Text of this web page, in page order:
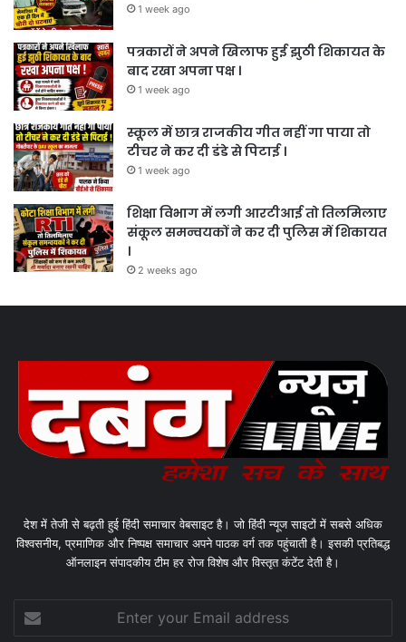
1 week ago
पत्रकारों ने अपने खिलाफ हुई झुठी शिकायत के
बाद रखा अपना पक्ष ।
1 week ago
स्कूल में छात्र राजकीय गीत नहीं गा पाया तो
टीचर ने कर दी डंडे से पिटाई ।
1 week ago
शिक्षा विभाग में लगी आरटीआई तो तिलमिलाए
संकूल समन्वयकों ने कर दी पुलिस में शिकायत
।
2 weeks ago
देश में तेजी से बढ़ती हुई हिंदी समाचार वेबसाइट है। जो हिंदी न्यूज साइटों में सबसे अधिक
विश्वसनीय, प्रमाणिक और निष्पक्ष समाचार अपने पाठक वर्ग तक पहुंचाती है। इसकी प्रतिबद्ध
ऑनलाइन संपादकीय टीम हर रोज विशेष और विस्तृत कंटेंट देती है।
your